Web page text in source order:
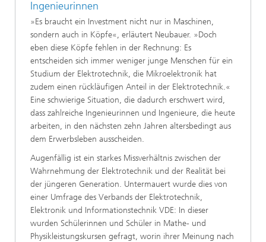
Ingenieurinnen
»Es braucht ein Investment nicht nur in Maschinen,
sondern auch in Köpfe«, erläutert Neubauer. »Doch
eben diese Köpfe fehlen in der Rechnung: Es
entscheiden sich immer weniger junge Menschen für ein
Studium der Elektrotechnik, die Mikroelektronik hat
zudem einen rückläufigen Anteil in der Elektrotechnik.«
Eine schwierige Situation, die dadurch erschwert wird,
dass zahlreiche Ingenieurinnen und Ingenieure, die heute
arbeiten, in den nächsten zehn Jahren altersbedingt aus
dem Erwerbsleben ausscheiden.
Augenfällig ist ein starkes Missverhältnis zwischen der
Wahrnehmung der Elektrotechnik und der Realität bei
der jüngeren Generation. Untermauert wurde dies von
einer Umfrage des Verbands der Elektrotechnik,
Elektronik und Informationstechnik VDE: In dieser
wurden Schülerinnen und Schüler in Mathe- und
Physikleistungskursen gefragt, worin ihrer Meinung nach